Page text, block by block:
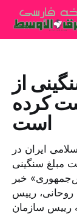
از
کرده
است
ایران در
مبلغ سنگینی
خبر
رییس
رییس سازمان